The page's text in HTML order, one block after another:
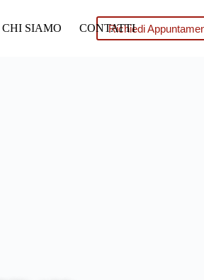
CHI SIAMO CONTATTI
Richiedi